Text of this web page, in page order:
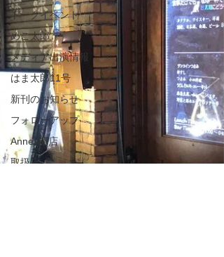
トークイベント
めご太郎
メディア出演情報
はま太郎11号
新刊のお知らせ
フォローアップ
Annex開店
取扱店